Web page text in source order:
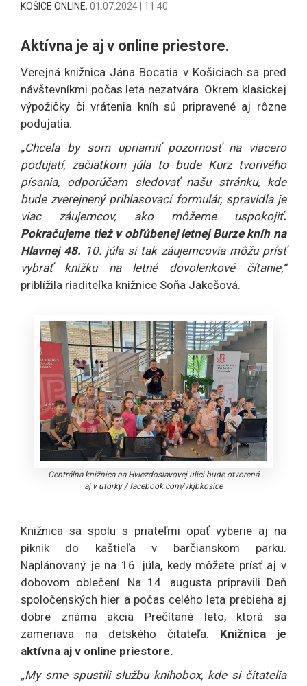
KOŠICE ONLINE, 01.07.2024 | 11:40
Aktívna je aj v online priestore.
Verejná knižnica Jána Bocatia v Košiciach sa pred
návštevníkmi počas leta nezatvára. Okrem klasickej
výpožičky či vrátenia kníh sú pripravené aj rôzne
podujatia.
„Chcela by som upriamiť pozornosť na viacero
podujatí, začiatkom júla to bude Kurz tvorivého
písania, odporúčam sledovať našu stránku, kde
bude zverejnený prihlasovací formulár, spravidla je
viac záujemcov, ako môžeme uspokojiť.
Pokračujeme tiež v obľúbenej letnej Burze kníh na
Hlavnej 48. 10. júla si tak záujemcovia môžu prísť
vybrať knižku na letné dovolenkové čítanie,“
priblížila riaditeľka knižnice Soňa Jakešová.
Centrálna knižnica na Hviezdoslavovej ulici bude otvorená
aj v utorky/facebook.com/vkjbkosice
Knižnica sa spolu s priateľmi opäť vyberie aj na
piknik do kaštieľa v barčianskom parku.
Naplánovaný je na 16. júla, kedy môžete prísť aj v
dobovom oblečení. Na 14. augusta pripravili Deň
spoločenských hier a počas celého leta prebieha aj
dobre známa akcia Prečítané leto, ktorá sa
zameriava na detského čitateľa. Knižnica je
aktívna aj v online priestore.
„My sme spustili službu knihobox, kde si čitatelia